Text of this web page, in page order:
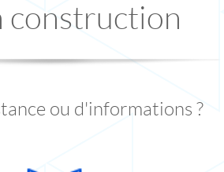
construction
ou d'informations ?